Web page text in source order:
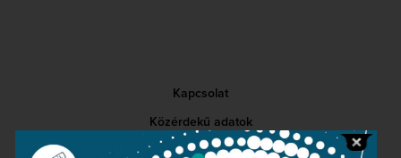
Kapcsolat
Közérdekű adatok
Sajtószoba